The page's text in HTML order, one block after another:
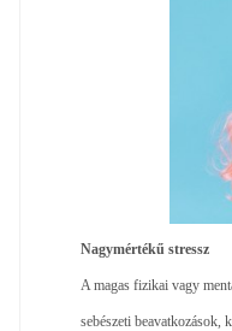
Nagymértékű stressz
A magas fizikai vagy
sebészeti beavatkozások,